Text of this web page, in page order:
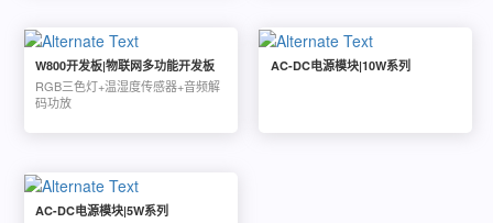
W800开发板|物联网多功能开发板
RGB三色灯+温湿度传感器+音频解
码功放
AC-DC电源模块|10W系列
AC-DC电源模块|5W系列